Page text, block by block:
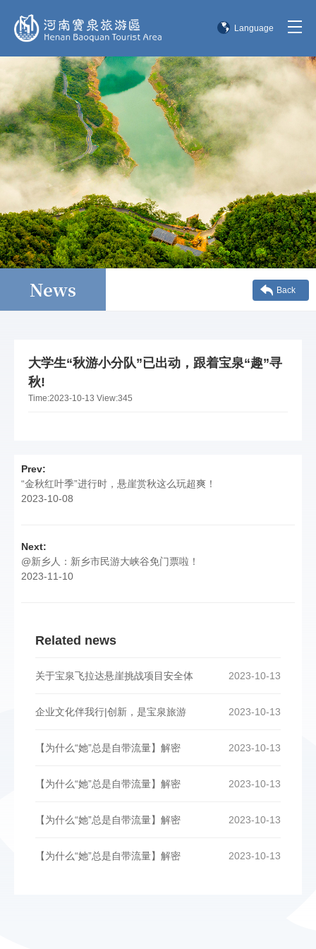
Language
English
한국어
日本語
News Back
大学生“秋游小分队”已出动，跟着宝泉“趣”寻
秋!
Time:2023-10-13 View:345
Prev:
“金秋红叶季”进行时，悬崖赏秋这么玩超爽！
2023-10-08
Next:
@新乡人：新乡市民游大峡谷免门票啦！
2023-11-10
Related news
2023-10-13
关于宝泉飞拉达悬崖挑战项目安全体
2023-10-13
企业文化伴我行|创新，是宝泉旅游
2023-10-13
【为什么“她”总是自带流量】解密
2023-10-13
【为什么“她”总是自带流量】解密
2023-10-13
【为什么“她”总是自带流量】解密
2023-10-13
【为什么“她”总是自带流量】解密